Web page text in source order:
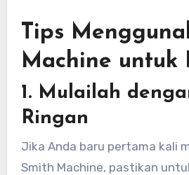
Tips
Machine untuk
1. Mulailah
Ringan
Jika Anda baru pertama kali
Smith Machine, pastikan